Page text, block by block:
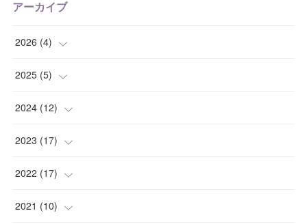
アーカイブ
2026 (4)
(2
(2)
2025 (5)
(1)
(1)
(1)
( 1)
2024 (12)
(2)
(1)
(3)
2023 (17)
(4)
(1)
2022 (17)
(2)
2021 (10)